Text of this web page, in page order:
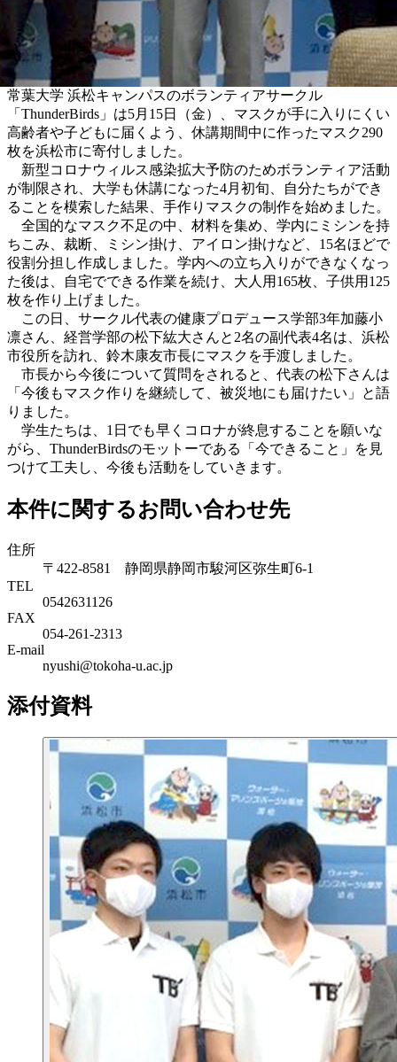
常葉大学 浜松キャンパスのボランティアサークル
「ThunderBirds」は5月15日（金）、マスクが手に入りにくい
高齢者や子どもに届くよう、休講期間中に作ったマスク290
枚を浜松市に寄付しました。
新型コロナウィルス感染拡大予防のためボランティア活動
が制限され、大学も休講になった4月初旬、自分たちができ
ることを模索した結果、手作りマスクの制作を始めました。
全国的なマスク不足の中、材料を集め、学内にミシンを持
ちこみ、裁断、ミシン掛け、アイロン掛けなど、15名ほどで
役割分担し作成しました。学内への立ち入りができなくなっ
た後は、自宅でできる作業を続け、大人用165枚、子供用125
枚を作り上げました。
この日、サークル代表の健康プロデュース学部3年加藤小
凛さん、経営学部の松下紘大さんと2名の副代表4名は、浜松
市役所を訪れ、鈴木康友市長にマスクを手渡しました。
市長から今後について質問をされると、代表の松下さんは
「今後もマスク作りを継続して、被災地にも届けたい」と語
りました。
学生たちは、1日でも早くコロナが終息することを願いな
がら、ThunderBirdsのモットーである「今できること」を見
つけて工夫し、今後も活動をしていきます。
本件に関するお問い合わせ先
住所
〒422-8581 静岡県静岡市駿河区弥生町6-1
TEL
0542631126
FAX
054-261-2313
E-mail
nyushi@tokoha-u.ac.jp
添付資料